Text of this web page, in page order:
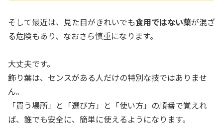
そして最近は、見た目がきれいでも食用ではない葉が混ざ
る危険もあり、なおさら慎重になります。
大丈夫です。
飾り葉は、センスがある人だけの特別な技ではありませ
ん。
「買う場所」と「選び方」と「使い方」の順番で覚えれ
ば、誰でも安全に、簡単に使えるようになります。